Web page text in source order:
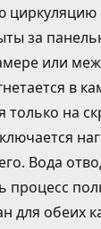
циркуляцию
за
или
в
только на
Вода
процесс
для обеих